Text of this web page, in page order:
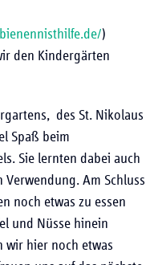
)
den Kindergärten
des St. Nikolaus
Spaß beim
Sie lernten dabei auch
Am Schluss
noch etwas zu essen
und Nüsse hinein
wir hier noch etwas